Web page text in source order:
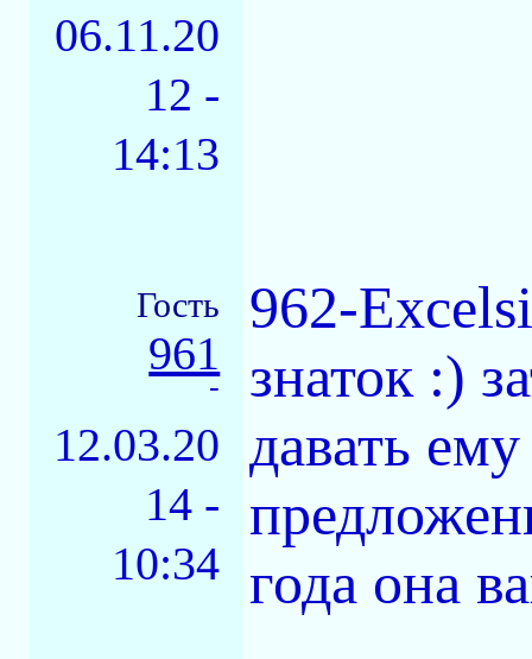
06.11.20
12 -
14:13
Гость
961
-
12.03.20
14 -
10:34
962-
знаток :)
давать
года она